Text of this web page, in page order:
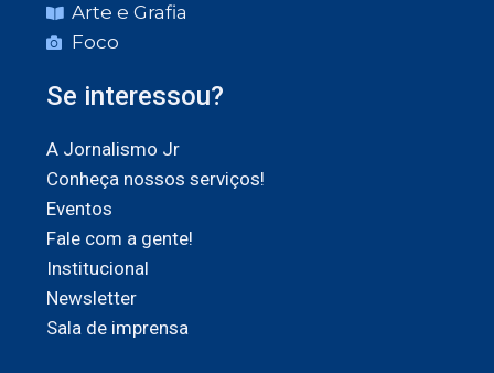
Arte e Grafia
Foco
Se interessou?
A Jornalismo Jr
Conheça nossos serviços!
Eventos
Fale com a gente!
Institucional
Newsletter
Sala de imprensa